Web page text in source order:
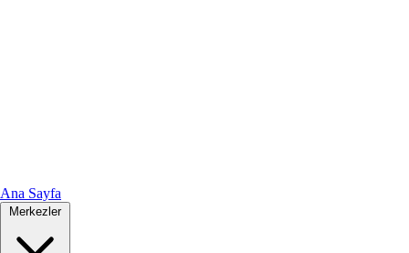
Ana Sayfa
Merkezler